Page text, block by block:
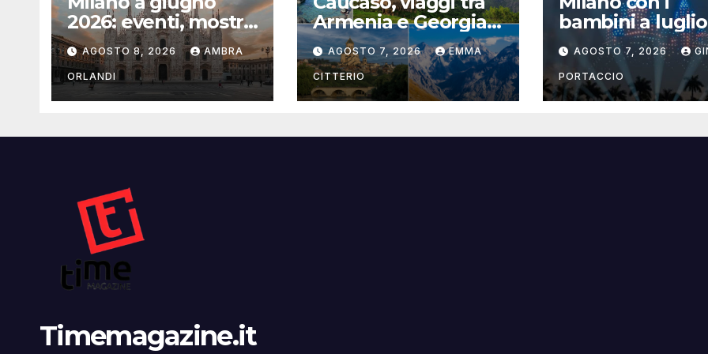
2026: eventi, mostre
e luoghi da scoprire
AGOSTO 8, 2026 AMBRA
ORLANDI
Armenia e Georgia
con Evolution Travel
AGOSTO 7, 2026 EMMA
CITTERIO
bambini a luglio
2026: eventi,
e attività per
famiglie
AGOSTO 7, 2026
PORTACCIO
Timemagazine.it